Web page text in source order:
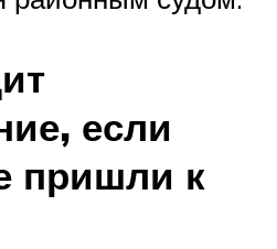
если
пришли к